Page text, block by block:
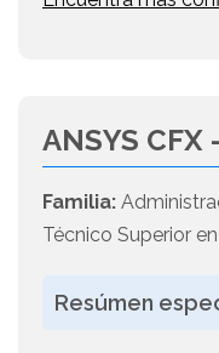
ANSYS CFX -
Familia:
Técnico Superior
Resúmen